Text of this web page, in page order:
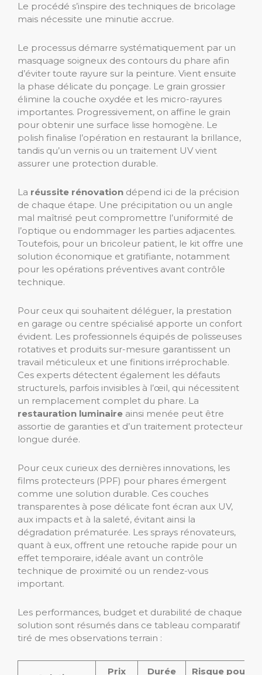
Le procédé s’inspire des techniques de bricolage
mais nécessite une minutie accrue.
Le processus démarre systématiquement par un
masquage soigneux des contours du phare afin
d’éviter toute rayure sur la peinture. Vient ensuite
la phase délicate du ponçage. Le grain grossier
élimine la couche oxydée et les micro-rayures
importantes. Progressivement, on affine le grain
pour obtenir une surface lisse homogène. Le
polish finalise l’opération en restaurant la brillance,
tandis qu’un vernis ou un traitement UV vient
assurer une protection durable.
La réussite rénovation dépend ici de la précision
de chaque étape. Une précipitation ou un angle
mal maîtrisé peut compromettre l’uniformité de
l’optique ou endommager les parties adjacentes.
Toutefois, pour un bricoleur patient, le kit offre une
solution économique et gratifiante, notamment
pour les opérations préventives avant contrôle
technique.
Pour ceux qui souhaitent déléguer, la prestation
en garage ou centre spécialisé apporte un confort
évident. Les professionnels équipés de polisseuses
rotatives et produits sur-mesure garantissent un
travail méticuleux et une finitions irréprochable.
Ces experts détectent également les défauts
structurels, parfois invisibles à l’œil, qui nécessitent
un remplacement complet du phare. La
restauration luminaire ainsi menée peut être
assortie de garanties et d’un traitement protecteur
longue durée.
Pour ceux curieux des dernières innovations, les
films protecteurs (PPF) pour phares émergent
comme une solution durable. Ces couches
transparentes à pose délicate font écran aux UV,
aux impacts et à la saleté, évitant ainsi la
dégradation prématurée. Les sprays rénovateurs,
quant à eux, offrent une retouche rapide pour un
effet temporaire, idéale avant un contrôle
technique de proximité ou un rendez-vous
important.
Les performances, budget et durabilité de chaque
solution sont résumés dans ce tableau comparatif
tiré de mes observations terrain :
Prix
Durée
Risque pour la